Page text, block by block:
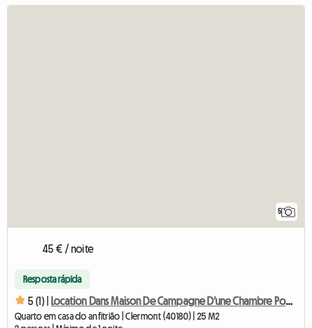
5
45 € / noite
Resposta rápida
5 (1) | Location Dans Maison De Campagne D'une Chambre Pour 2 Person
Quarto em casa do anfitrião | Clermont (40180) | 25 M2